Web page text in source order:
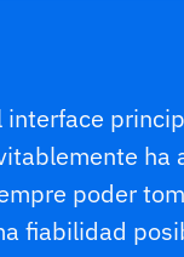
ha
poder
fiabilidad